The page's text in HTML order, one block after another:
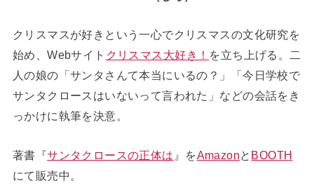
クリスマスが好きという一心でクリスマスの文化研究を
始め、Webサイト クリスマス大好き！ を立ち上げる。二
人の娘の「サンタさんて本当にいるの？」「今日学校で
サンタクロースはいないって言われた」などの会話をき
っかけに執筆を決意。
著書『サンタクロースの正体は 』をAmazon と BOOTH
にて販売中。